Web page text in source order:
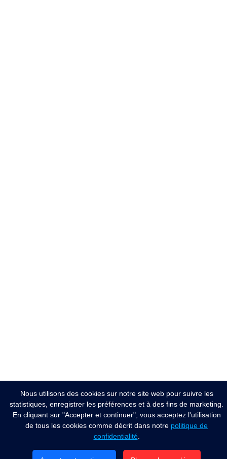
Nous utilisons des cookies sur notre site web pour suivre les
statistiques, enregistrer les préférences et à des fins de marketing.
En cliquant sur "Accepter et continuer", vous acceptez l'utilisation
de tous les cookies comme décrit dans notre politique de
confidentialité.